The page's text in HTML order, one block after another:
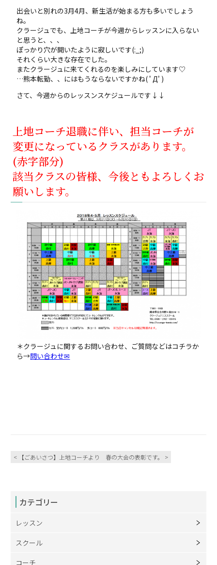
出会いと別れの3月4月、新生活が始まる方も多いでしょう
ね。
クラージュでも、上地コーチが今週からレッスンに入らない
と思うと、、、
ぽっかり穴が開いたように寂しいです(:_;)
それくらい大きな存在でした。
またクラージュに来てくれるのを楽しみにしています♡
…熊本転勤、、にはもうならないですかね( ﾟДﾟ)
さて、今週からのレッスンスケジュールです↓↓
上地コーチ退職に伴い、担当コーチが
変更になっているクラスがあります。
(赤字部分)
該当クラスの皆様、今後ともよろしくお
願いします。
＊クラージュに関するお問い合わせ、ご質問などはコチラか
ら→問い合わせ✉
< 【ごあいさつ】上地コーチより 春の大会の表彰です。 >
カテゴリー
レッスン
スクール
コーチ